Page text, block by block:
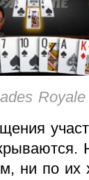
Royale
ни по их